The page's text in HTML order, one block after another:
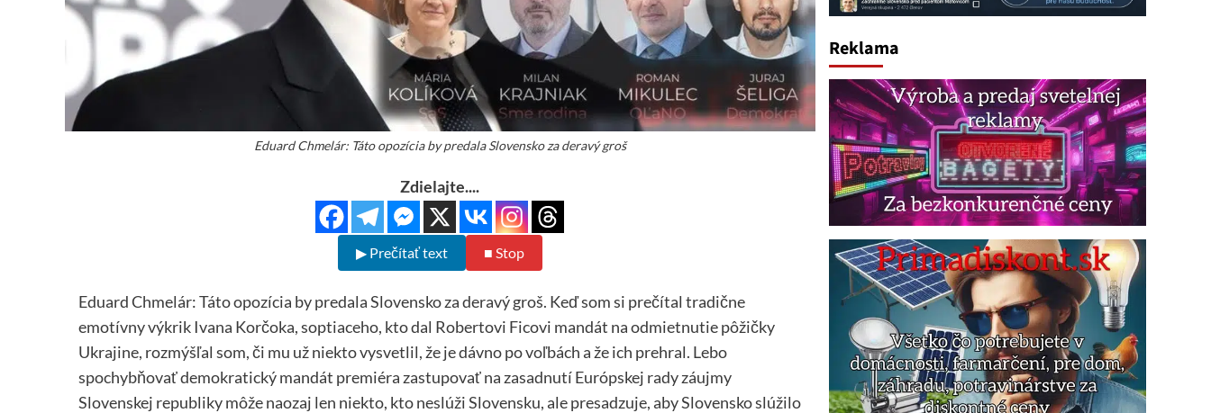
Eduard Chmelár: Táto opozícia by predala Slovensko za deravý groš
Zdielajte....
▶ Prečítať text ■ Stop
Eduard Chmelár: Táto opozícia by predala Slovensko za deravý groš. Keď som si prečítal tradične
emotívny výkrik Ivana Korčoka, soptiaceho, kto dal Robertovi Ficovi mandát na odmietnutie pôžičky
Ukrajine, rozmýšľal som, či mu už niekto vysvetlil, že je dávno po voľbách a že ich prehral. Lebo
spochybňovať demokratický mandát premiéra zastupovať na zasadnutí Európskej rady záujmy
Slovenskej republiky môže naozaj len niekto, kto neslúži Slovensku, ale presadzuje, aby Slovensko slúžilo
Reklama